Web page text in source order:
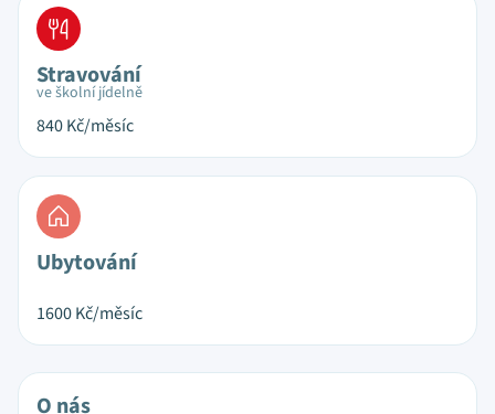
Stravování
ve školní jídelně
840Kč/měsíc
Ubytování
1600Kč/měsíc
O nás